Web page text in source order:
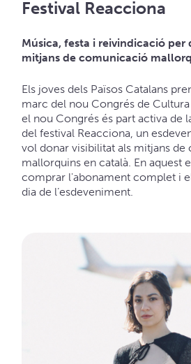
Festival Reacciona
Música, festa i reivindicació per
mitjans de comunicació
Els joves dels Països Catalans
marc del nou Congrés de Cultura
el nou Congrés és part activa de
del festival Reacciona, un
vol donar visibilitat als mitjans
mallorquins en català. En aquest
comprar l'abonament complet i
dia de l’esdeveniment.